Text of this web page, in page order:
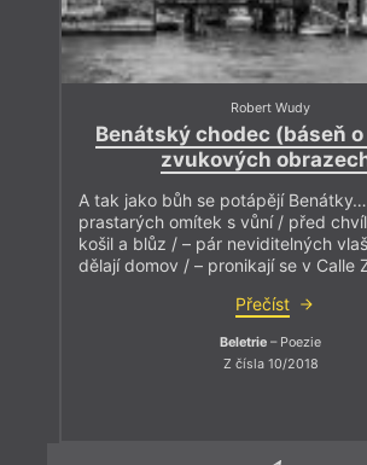
Robert Wudy
Benátský chodec (báseň
zvukových
A tak jako bůh se potápějí
prastarých omítek s vůní / před
košil a blůz / – pár neviditelných
dělají domov / – pronikají se v Calle
Přečíst
Beletrie – Poezie
Z čísla 10/2018